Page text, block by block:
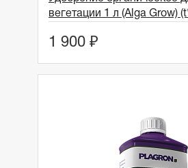
вегетации 1 л (Alga Grow)
1 900 ₽